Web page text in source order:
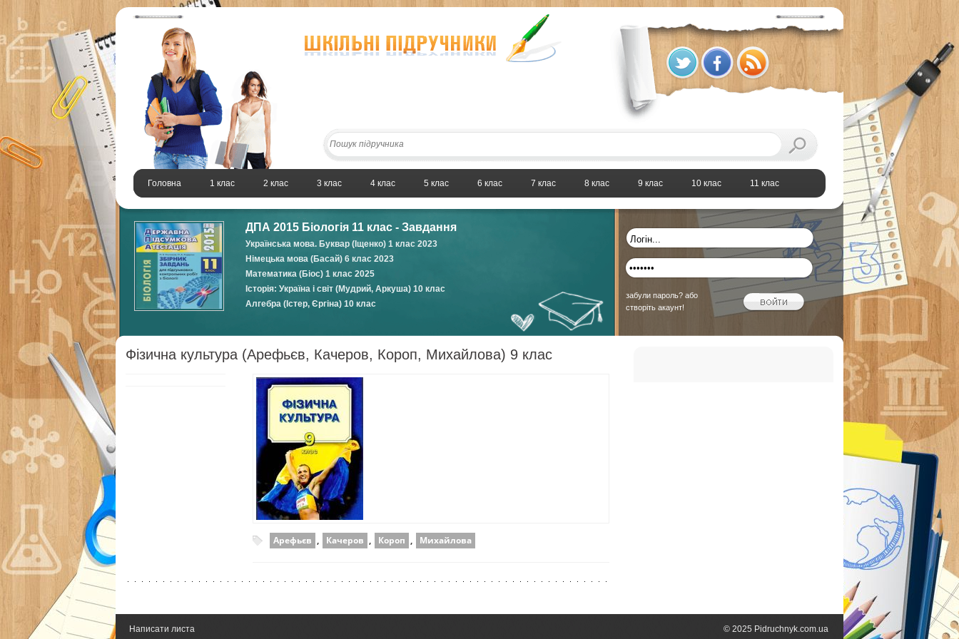
Головна 1 клас 2 клас 3 клас 4 клас 5 клас 6 клас 7 клас 8 клас 9 клас 10 клас 11 клас
забули пароль? або
створіть акаунт!
ДПА 2015 Біологія 11 клас - Завдання
Українська мова. Буквар (Іщенко) 1 клас 2023
Німецька мова (Басай) 6 клас 2023
Математика (Біос) 1 клас 2025
Історія: Україна і світ (Мудрий, Аркуша) 10 клас
Алгебра (Істер, Єргіна) 10 клас
Фізична культура (Арефьєв, Качеров, Короп, Михайлова) 9 клас
Арефьєв , Качеров , Короп , Михайлова
Написати листа © 2025 Pidruchnyk.com.ua